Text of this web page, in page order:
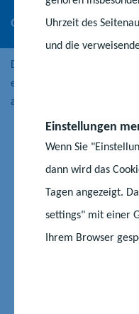
Uhrzeit des
und die
Einstellungen
Wenn Sie
dann wird das
Tagen angezeigt.
settings" mit einer
Ihrem Browser
Online-Atlas
Diese speziell auf
ermöglicht eine gezielte
aus dem Bereich der
Kubi Atlas